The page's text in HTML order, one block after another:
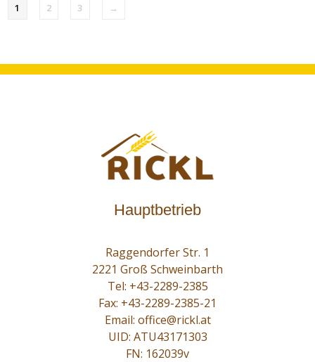
1 2 3 →
Hauptbetrieb
Raggendorfer Str. 1
2221 Groß Schweinbarth
Tel: +43-2289-2385
Fax: +43-2289-2385-21
Email: office@rickl.at
UID: ATU43171303
FN: 162039v